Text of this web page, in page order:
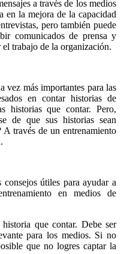
a través de los medios
en la mejora de la capacidad
pero también puede
comunicados de prensa y
trabajo de la organización.
vez más importantes para las
en contar historias de
historias que contar. Pero,
de que sus historias sean
A través de un entrenamiento
útiles para ayudar a
en medios de
que contar. Debe ser
para los medios. Si no
que no logres captar la